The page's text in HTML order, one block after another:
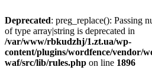
Deprecated: preg_replace(): Passing
of type array|string is deprecated in
/var/www/rbkudzhj/1.zt.ua/wp-
content/plugins/wordfence/vendor/
waf/src/lib/rules.php on line 1896